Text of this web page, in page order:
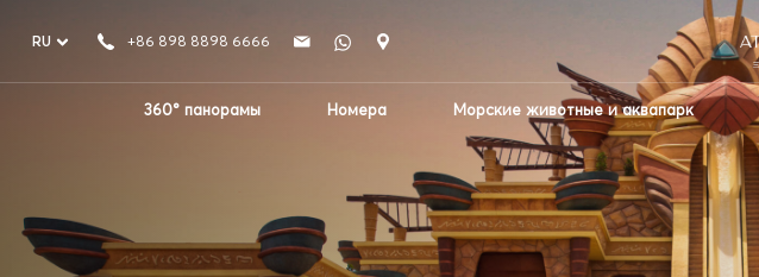
RU +86 898 8898 6666
360° панорамы Номера Морские животные и аквапарк